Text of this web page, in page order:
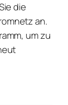
die
an.
um zu